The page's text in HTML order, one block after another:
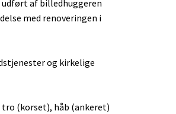
af billedhuggeren
med renoveringen i
og kirkelige
tro (korset), håb (ankeret)